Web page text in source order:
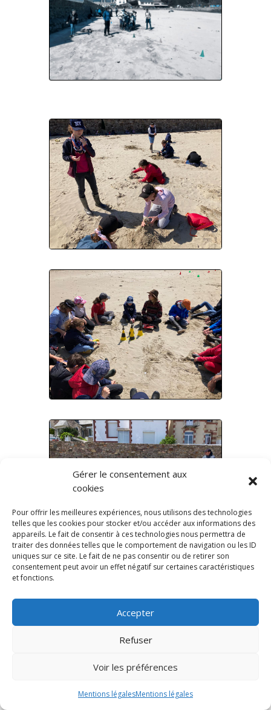
Gérer le consentement aux
cookies
Pour offrir les meilleures expériences, nous utilisons des technologies
telles que les cookies pour stocker et/ou accéder aux informations des
appareils. Le fait de consentir à ces technologies nous permettra de
traiter des données telles que le comportement de navigation ou les ID
uniques sur ce site. Le fait de ne pas consentir ou de retirer son
consentement peut avoir un effet négatif sur certaines caractéristiques
et fonctions.
Accepter
Refuser
Voir les préférences
Mentions légalesMentions légales